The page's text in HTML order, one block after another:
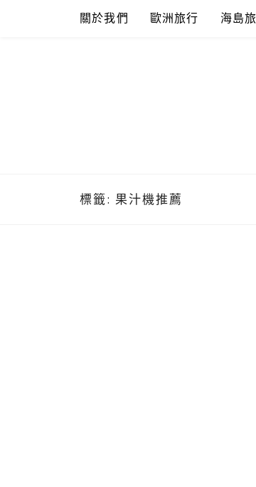
關於我們 歐洲旅行 海島
標籤: 果汁機推薦